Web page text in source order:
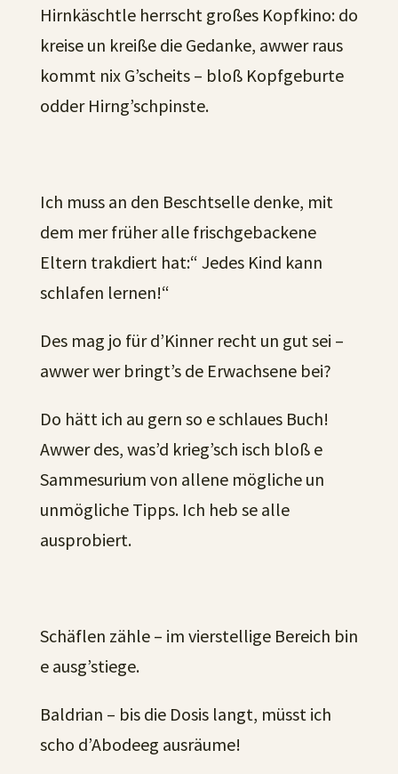
Hirnkäschtle herrscht großes Kopfkino: do
kreise un kreiße die Gedanke, awwer raus
kommt nix G’scheits – bloß Kopfgeburte
odder Hirng’schpinste.
Ich muss an den Beschtselle denke, mit
dem mer früher alle frischgebackene
Eltern trakdiert hat:“ Jedes Kind kann
schlafen lernen!“
Des mag jo für d’Kinner recht un gut sei –
awwer wer bringt’s de Erwachsene bei?
Do hätt ich au gern so e schlaues Buch!
Awwer des, was’d krieg’sch isch bloß e
Sammesurium von allene mögliche un
unmögliche Tipps. Ich heb se alle
ausprobiert.
Schäflen zähle – im vierstellige Bereich bin
e ausg’stiege.
Baldrian – bis die Dosis langt, müsst ich
scho d’Abodeeg ausräume!